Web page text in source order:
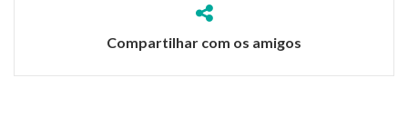
Compartilhar com os amigos